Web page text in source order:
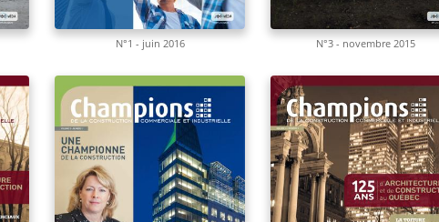
N°1 - juin 2016 N°3 - novembre 2015